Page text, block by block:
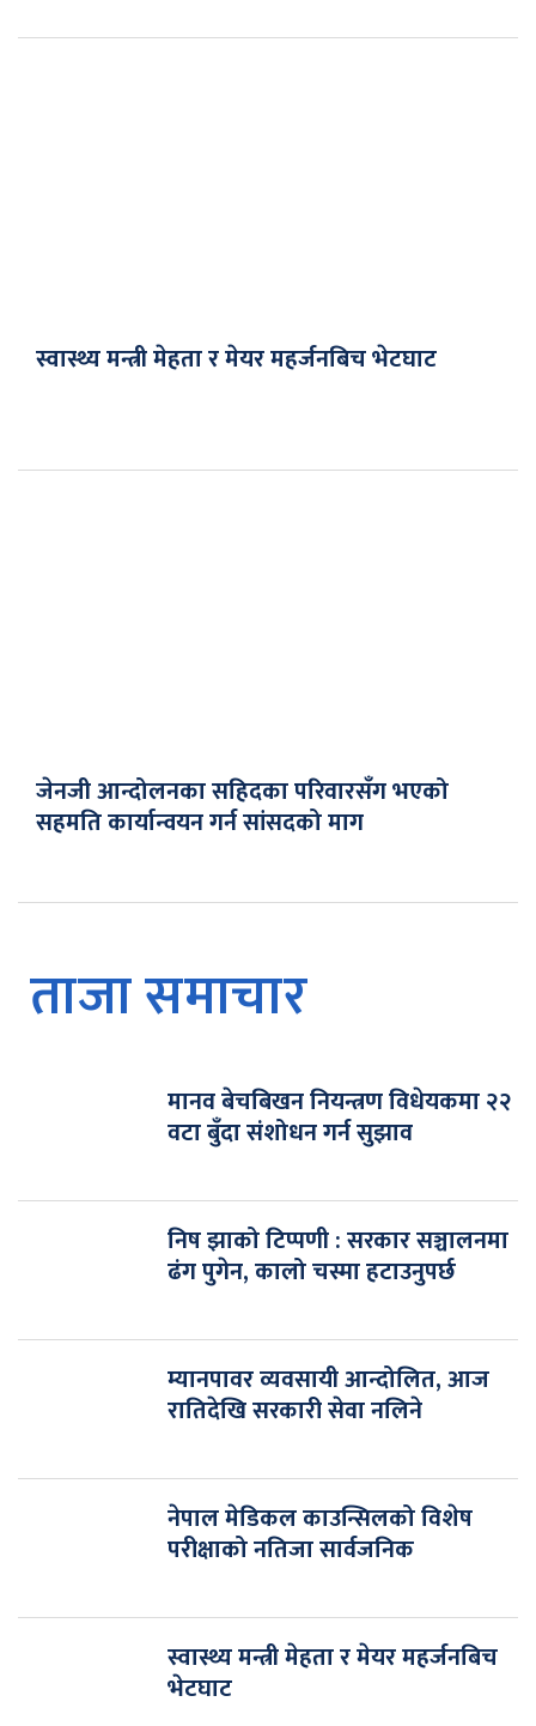
स्वास्थ्य मन्त्री मेहता र मेयर महर्जनबिच भेटघाट
जेनजी आन्दोलनका सहिदका परिवारसँग भएको
सहमति कार्यान्वयन गर्न सांसदको माग
ताजा समाचार
मानव बेचबिखन नियन्त्रण विधेयकमा २२
वटा बुँदा संशोधन गर्न सुझाव
निष झाको टिप्पणी : सरकार सञ्चालनमा
ढंग पुगेन, कालो चस्मा हटाउनुपर्छ
म्यानपावर व्यवसायी आन्दोलित, आज
रातिदेखि सरकारी सेवा नलिने
नेपाल मेडिकल काउन्सिलको विशेष
परीक्षाको नतिजा सार्वजनिक
स्वास्थ्य मन्त्री मेहता र मेयर महर्जनबिच
भेटघाट